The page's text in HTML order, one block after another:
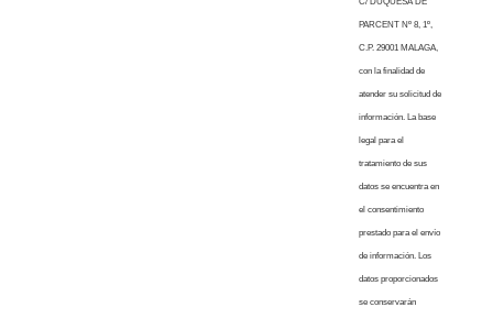
PARCENT Nº 8, 1º,
C.P. 29001 MALAGA,
con la finalidad de
atender su solicitud de
información. La base
legal para el
tratamiento de sus
datos se encuentra en
el consentimiento
prestado para el envío
de información. Los
datos proporcionados
se conservarán